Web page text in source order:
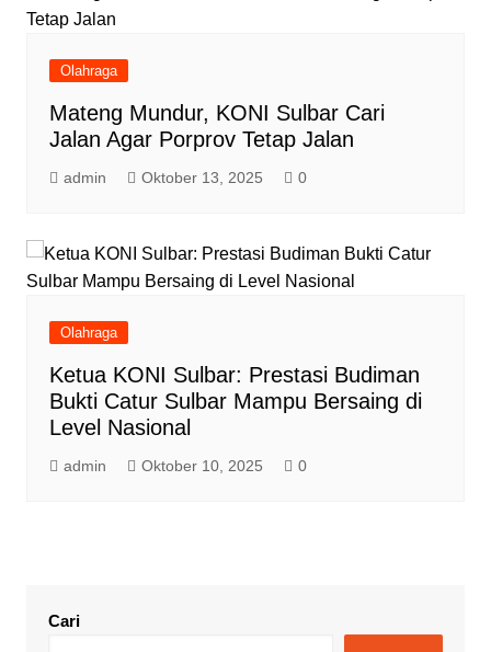
Olahraga
Mateng Mundur, KONI Sulbar Cari
Jalan Agar Porprov Tetap Jalan
admin Oktober 13, 2025 0
Olahraga
Ketua KONI Sulbar: Prestasi Budiman
Bukti Catur Sulbar Mampu Bersaing di
Level Nasional
admin Oktober 10, 2025 0
Cari